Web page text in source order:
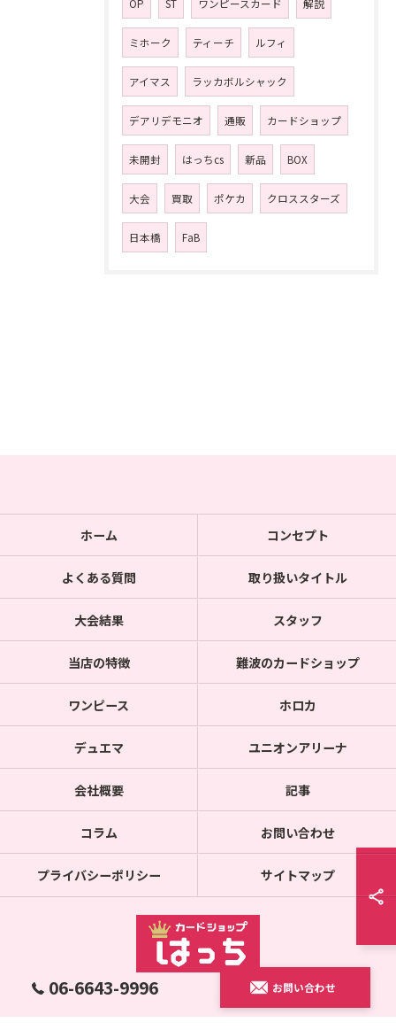
OP ST ワンピースカード 解説
ミホーク ティーチ ルフィ
アイマス ラッカボルシャック
デアリデモニオ 通販 カードショップ
未開封 はっちcs 新品 BOX
大会 買取 ポケカ クロススターズ
日本橋 FaB
06-6643-9996 お問い合わせ
ホーム コンセプト
よくある質問 取り扱いタイトル
大会結果 スタッフ
当店の特徴 難波のカードショップ
ワンピース ホロカ
デュエマ ユニオンアリーナ
会社概要 記事
コラム お問い合わせ
プライバシーポリシー サイトマップ
© 2026 通販のカードショップならカードショップはっち ALL RIGHTS RESERVED.